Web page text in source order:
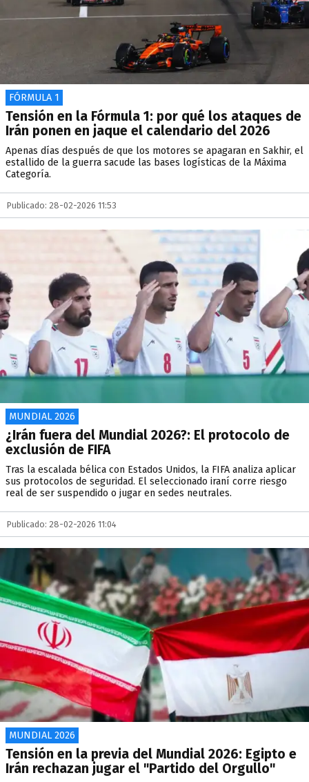
FÓRMULA 1
Tensión en la Fórmula 1: por qué los ataques de
Irán ponen en jaque el calendario del 2026
Apenas días después de que los motores se apagaran en Sakhir, el
estallido de la guerra sacude las bases logísticas de la Máxima
Categoría.
Publicado: 28-02-2026 11:53
MUNDIAL 2026
¿Irán fuera del Mundial 2026?: El protocolo de
exclusión de FIFA
Tras la escalada bélica con Estados Unidos, la FIFA analiza aplicar
sus protocolos de seguridad. El seleccionado iraní corre riesgo
real de ser suspendido o jugar en sedes neutrales.
Publicado: 28-02-2026 11:04
MUNDIAL 2026
Tensión en la previa del Mundial 2026: Egipto e
Irán rechazan jugar el "Partido del Orgullo"